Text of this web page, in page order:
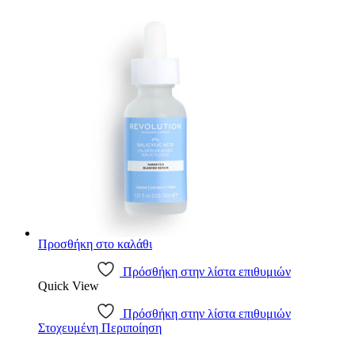
Προσθήκη στο καλάθι
Πρόσθήκη στην λίστα επιθυμιών
Quick View
Πρόσθήκη στην λίστα επιθυμιών
Στοχευμένη Περιποίηση